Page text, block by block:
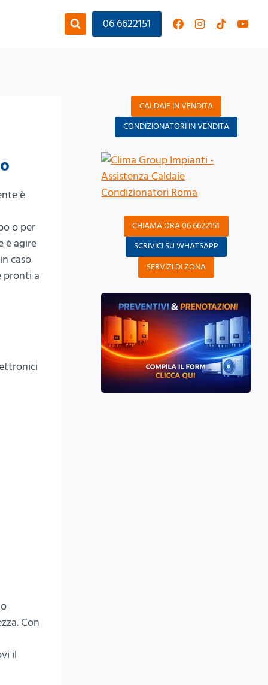
06 6622151
è
o per
è agire
caso
pronti a
Con
il
CALDAIE IN VENDITA
CONDIZIONATORI IN VENDITA
CHIAMA ORA 06 6622151
SCRIVICI SU WHATSAPP
SERVIZI DI ZONA